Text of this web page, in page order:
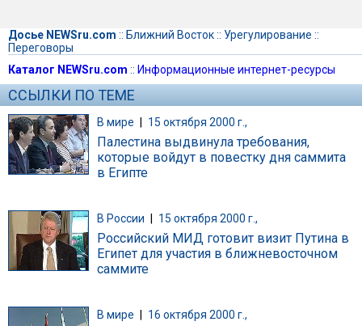
Досье NEWSru.com :: Ближний Восток:: Урегулирование ::
Переговоры
Каталог NEWSru.com :: Информационные интернет-ресурсы
ССЫЛКИ ПО ТЕМЕ
В мире | 15 октября 2000 г.,
Палестина выдвинула требования,
которые войдут в повестку дня саммита
в Египте
В России 15 октября 2000 г.,
Российский МИД готовит визит Путина в
Египет для участия в ближневосточном
саммите
В мире 16 октября 2000 г.,